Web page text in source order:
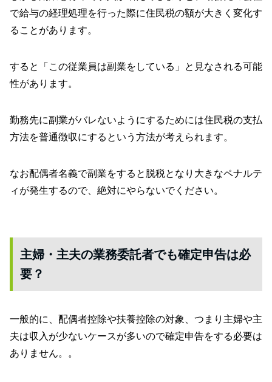
で給与の経理処理を行った際に住民税の額が大きく変化す
ることがあります。
すると「この従業員は副業をしている」と見なされる可能
性があります。
勤務先に副業がバレないようにするためには住民税の支払
方法を普通徴収にするという方法が考えられます。
なお配偶者名義で副業をすると脱税となり大きなペナルテ
ィが発生するので、絶対にやらないでください。
主婦・主夫の業務委託者でも確定申告は必
要？
一般的に、配偶者控除や扶養控除の対象、つまり主婦や主
夫は収入が少ないケースが多いので確定申告をする必要は
ありません。。